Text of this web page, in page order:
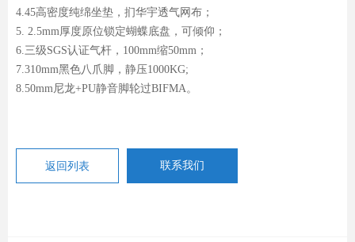
4.45高密度纯绵坐垫，扪华宇透气网布；
5. 2.5mm厚度原位锁定蝴蝶底盘，可倾仰；
6.三级SGS认证气杆，100mm缩50mm；
7.310mm黑色八爪脚，静压1000KG;
8.50mm尼龙+PU静音脚轮过BIFMA。
返回列表 联系我们